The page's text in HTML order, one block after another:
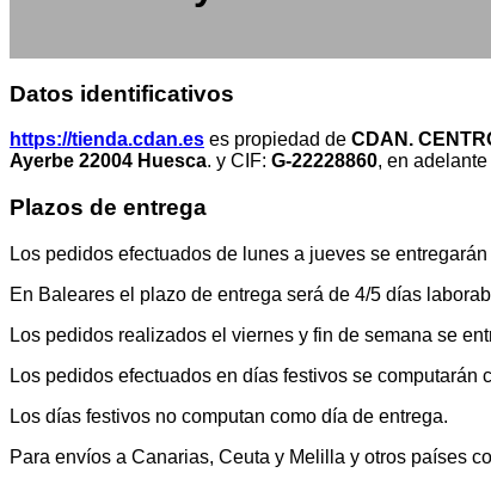
Datos identificativos
https://tienda.cdan.es es propiedad de CDAN.
Ayerbe 22004 Huesca. y CIF: G-22228860, en adelante
Plazos de entrega
Los pedidos efectuados de lunes a jueves se
En Baleares el plazo de entrega será de 4/5 días
Los pedidos realizados el viernes y fin de semana se
Los pedidos efectuados en días festivos se
Los días festivos no computan como día de entrega.
Para envíos a Canarias, Ceuta y Melilla y otros países